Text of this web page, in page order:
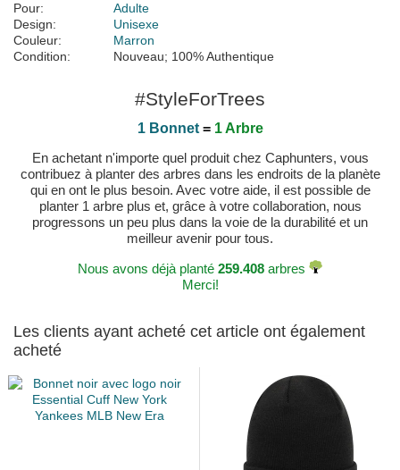
Pour:
Adulte
Design:
Unisexe
Couleur:
Marron
Condition:
Nouveau; 100% Authentique
#StyleForTrees
1 Bonnet= 1 Arbre
En achetant n'importe quel produit chez Caphunters, vous
contribuez à planter des arbres dans les endroits de la planète
qui en ont le plus besoin. Avec votre aide, il est possible de
planter 1 arbre plus et, grâce à votre collaboration, nous
progressons un peu plus dans la voie de la durabilité et un
meilleur avenir pour tous.
Nous avons déjà planté 259.408 arbres
Merci!
Les clients ayant acheté cet article ont également
acheté